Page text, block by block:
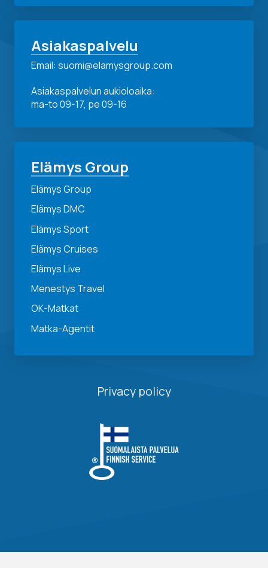
Asiakaspalvelu
Email: suomi@elamysgroup.com
Asiakaspalvelun aukioloaika:
ma-to 09-17, pe 09-16
Elämys Group
Elämys Group
Elämys DMC
Elämys Sport
Elämys Cruises
Elämys Live
Menestys Travel
OK-Matkat
Matka-Agentit
Privacy policy